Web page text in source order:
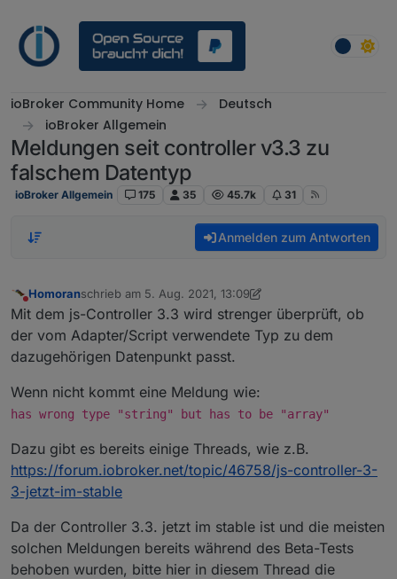
ioBroker Community Home
Deutsch
ioBroker Allgemein
Meldungen seit controller v3.3 zu
falschem Datentyp
ioBroker Allgemein 175 35 45.7k 31
Anmelden zum Antworten
Nicht stören
Homoranschrieb am 5. Aug. 2021, 13:09
zuletzt editiert von apollon778. Juli 2021, 17:29
Mit dem js-Controller 3.3 wird strenger überprüft, ob
der vom Adapter/Script verwendete Typ zu dem
dazugehörigen Datenpunkt passt.
Wenn nicht kommt eine Meldung wie:
has wrong type "string" but has to be "array"
Dazu gibt es bereits einige Threads, wie z.B.
https://forum.iobroker.net/topic/46758/js-controller-3-
3-jetzt-im-stable
Da der Controller 3.3. jetzt im stable ist und die meisten
solchen Meldungen bereits während des Beta-Tests
behoben wurden, bitte hier in diesem Thread die